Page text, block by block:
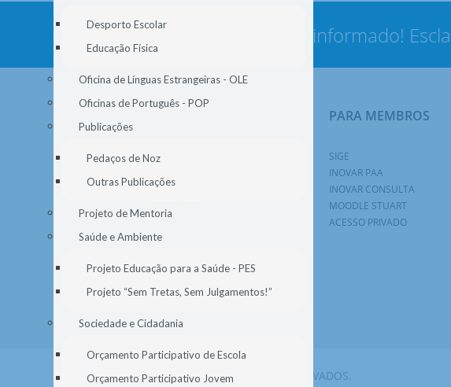
Desporto Escolar
Educação Física
Oficina de Línguas Estrangeiras - OLE
Oficinas de Português - POP
Publicações
Pedaços de Noz
Outras Publicações
Projeto de Mentoria
Saúde e Ambiente
Projeto Educação para a Saúde - PES
Projeto “Sem Tretas, Sem Julgamentos!”
Sociedade e Cidadania
Orçamento Participativo de Escola
Orçamento Participativo Jovem
Nunca deixe de estar informado!
AGRUPAMENTO
ENC. EDUCAÇÃO
BIBLIOTECA
PROJETOS E CLUBES
NOTÍCIAS
SECRETARIA
PARA MEMBROS
SIGE
INOVAR PAA
INOVAR CONSULTA
MOODLE STUART
ACESSO PRIVADO
© 2026 AGEM. TODOS OS DIREITOS RESERVADOS.